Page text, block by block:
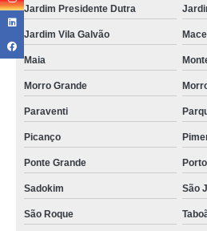
clínica para tomografia dos ossos
tomografia intestinal preço Cidade
clínica para tomografia do tórax Aeroporto
tomografia para tumor cerebral Casa Verde
tomografia cervical Parque São Domingos
Jardim Presidente Dutra
Jardim Vila Galvão
Maia
Morro Grande
Paraventi
Picanço
Ponte Grande
Sadokim São
São Roque